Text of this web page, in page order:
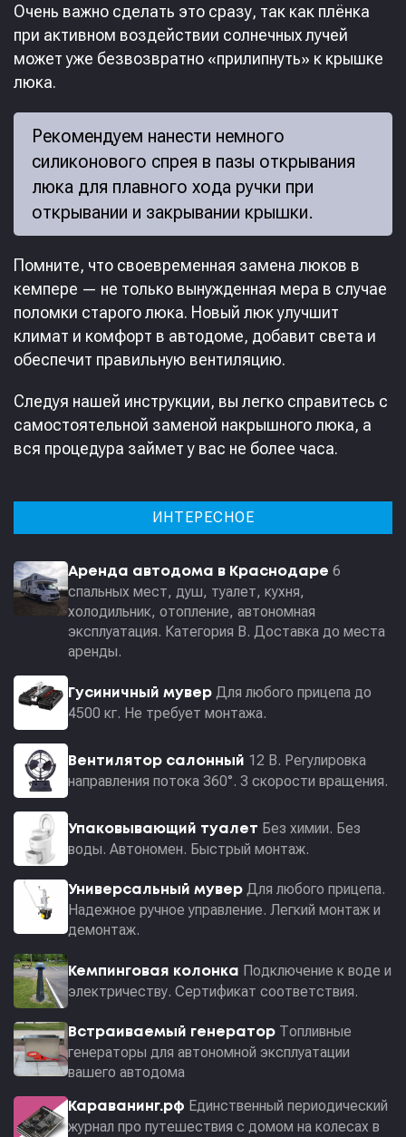
Очень важно сделать это сразу, так как плёнка
при активном воздействии солнечных лучей
может уже безвозвратно «прилипнуть» к крышке
люка.
Рекомендуем нанести немного
силиконового спрея в пазы открывания
люка для плавного хода ручки при
открывании и закрывании крышки.
Помните, что своевременная замена люков в
кемпере — не только вынужденная мера в случае
поломки старого люка. Новый люк улучшит
климат и комфорт в автодоме, добавит света и
обеспечит правильную вентиляцию.
Следуя нашей инструкции, вы легко справитесь с
самостоятельной заменой накрышного люка, а
вся процедура займет у вас не более часа.
ИНТЕРЕСНОЕ
Аренда автодома в Краснодаре 6
спальных мест, душ, туалет, кухня,
холодильник, отопление, автономная
эксплуатация. Категория В. Доставка до места
аренды.
Гусиничный мувер Для любого прицепа до
4500 кг. Не требует монтажа.
Вентилятор салонный 12 В. Регулировка
направления потока 360°. 3 скорости вращения.
Упаковывающий туалет Без химии. Без
воды. Автономен. Быстрый монтаж.
Универсальный мувер Для любого прицепа.
Надежное ручное управление. Легкий монтаж и
демонтаж.
Кемпинговая колонка Подключение к воде и
электричеству. Сертификат соответствия.
Встраиваемый генератор Топливные
генераторы для автономной эксплуатации
вашего автодома
Караванинг.рф Единственный периодический
журнал про путешествия с домом на колесах в